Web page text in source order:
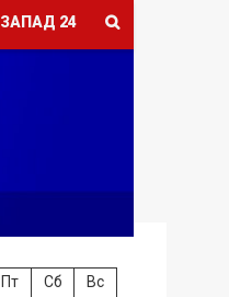
ЗАПАД 24
Пт Сб Вс